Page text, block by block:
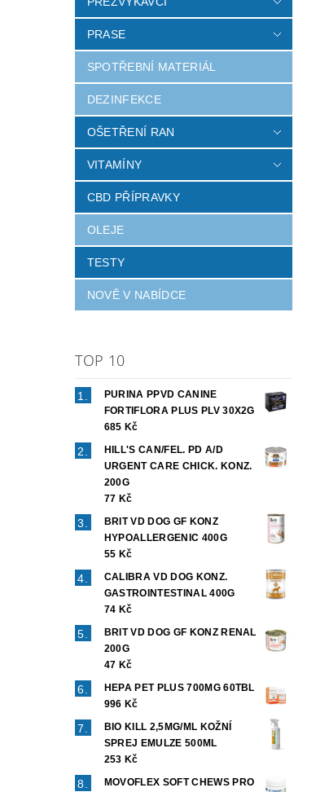
PRASE
SPOTŘEBNÍ MATERIÁL
DEZINFEKCE
OŠETŘENÍ RAN
VITAMÍNY
CBD PŘÍPRAVKY
OLEJE
TESTY
NOVĚ V NABÍDCE
TOP 10
PURINA PPVD CANINE
FORTIFLORA PLUS PLV 30X2G
685 Kč
HILL'S CAN/FEL. PD A/D
URGENT CARE CHICK. KONZ.
200G
77 Kč
BRIT VD DOG GF KONZ
HYPOALLERGENIC 400G
55 Kč
CALIBRA VD DOG KONZ.
GASTROINTESTINAL 400G
74 Kč
BRIT VD DOG GF KONZ RENAL
200G
47 Kč
HEPA PET PLUS 700MG 60TBL
996 Kč
BIO KILL 2,5MG/ML KOŽNÍ
SPREJ EMULZE 500ML
253 Kč
MOVOFLEX SOFT CHEWS PRO